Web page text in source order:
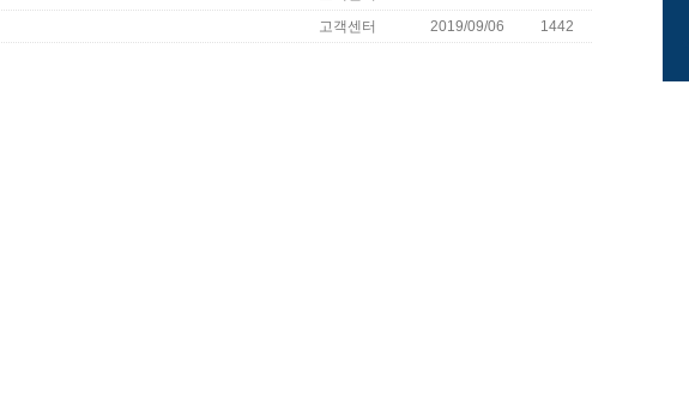
고객센터 2019/09/06 1442